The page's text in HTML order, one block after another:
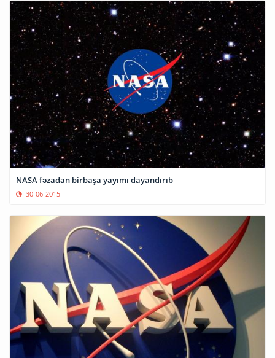
NASA fəzadan birbaşa yayımı dayandırıb
30-06-2015